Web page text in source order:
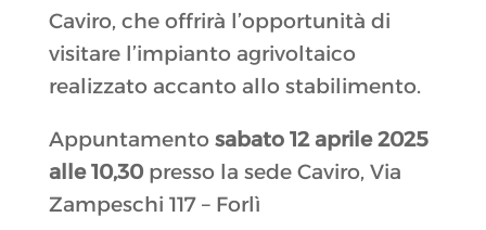
Caviro, che offrirà l’opportunità di
visitare l’impianto agrivoltaico
realizzato accanto allo stabilimento.
Appuntamento sabato 12 aprile 2025
alle 10,30presso la sede Caviro, Via
Zampeschi 117 – Forlì